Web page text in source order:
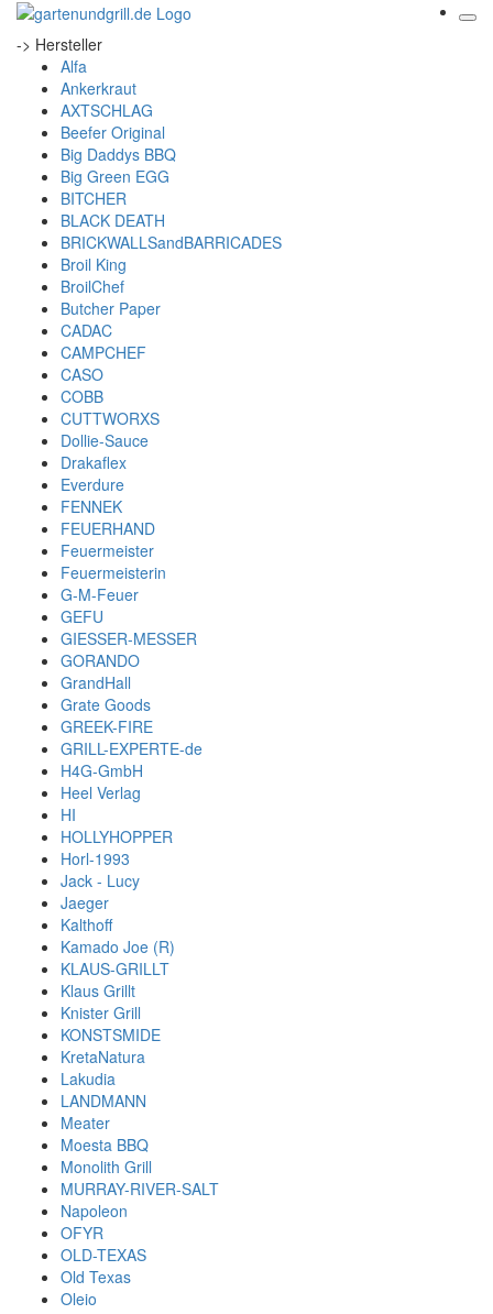
-> Hersteller
Alfa
Ankerkraut
AXTSCHLAG
Beefer Original
Big Daddys BBQ
Big Green EGG
BITCHER
BLACK DEATH
BRICKWALLSandBARRICADES
Broil King
BroilChef
Butcher Paper
CADAC
CAMPCHEF
CASO
COBB
CUTTWORXS
Dollie-Sauce
Drakaflex
Everdure
FENNEK
FEUERHAND
Feuermeister
Feuermeisterin
G-M-Feuer
GEFU
GIESSER-MESSER
GORANDO
GrandHall
Grate Goods
GREEK-FIRE
GRILL-EXPERTE-de
H4G-GmbH
Heel Verlag
HI
HOLLYHOPPER
Horl-1993
Jack - Lucy
Jaeger
Kalthoff
Kamado Joe (R)
KLAUS-GRILLT
Klaus Grillt
Knister Grill
KONSTSMIDE
KretaNatura
Lakudia
LANDMANN
Meater
Moesta BBQ
Monolith Grill
MURRAY-RIVER-SALT
Napoleon
OFYR
OLD-TEXAS
Old Texas
Oleio